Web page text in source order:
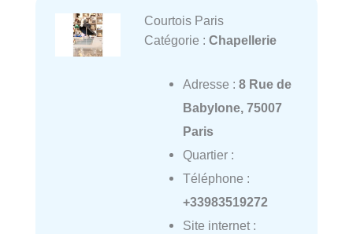
Courtois Paris
Catégorie : Chapellerie
Adresse : 8 Rue de
Babylone, 75007
Paris
Quartier :
Téléphone :
+33983519272
Site internet :